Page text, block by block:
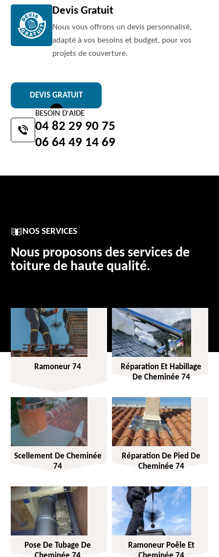
Devis Gratuit
Nous vous offrons un devis personnalisé,
adapté à vos besoins et budget, pour vos
projets de couverture.
DEVIS GRATUIT
BESOIN D'AIDE
04 82 29 90 75
06 64 49 14 69
NOS SERVICES
Nous proposons des services de
toiture de haute qualité.
Ramoneur 74
Réparation Et Habillage
De Cheminée 74
Scellement De Cheminée
74
Réparation De Pied De
Cheminée 74
Pose De Tubage De
Ramoneur Poêle Et